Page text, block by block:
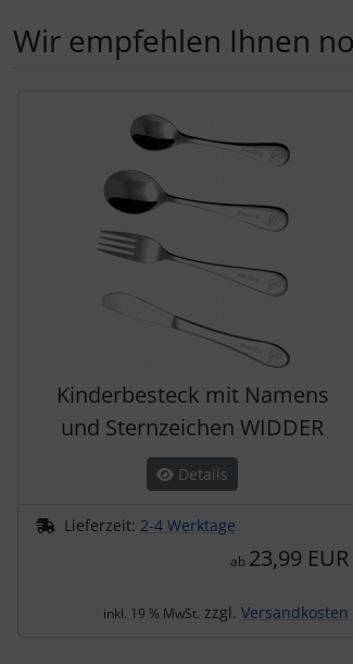
Wir empfehlen Ihnen
Kinderbesteck mit Namens
und Sternzeichen WIDDER
Details
Lieferzeit: 2-4 Werktage
ab 23,99 EUR
inkl. 19 % MwSt. zzgl. Versandkosten